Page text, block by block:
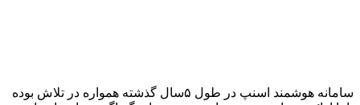
سامانه هوشمند اسنپ در طول ۵سال گذشته همواره در تلاش بوده